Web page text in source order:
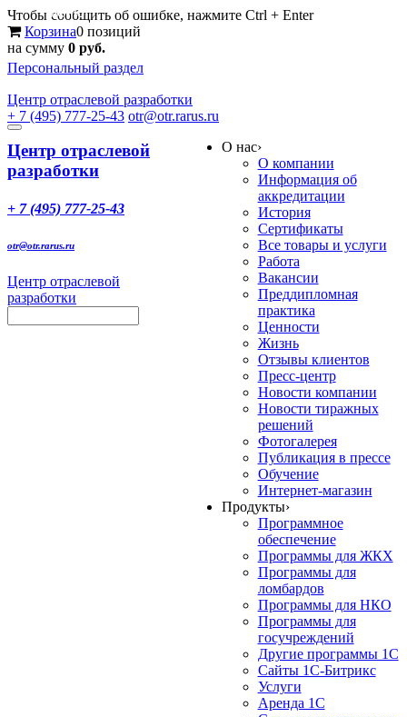
Чтобы сообщить об ошибке, нажмите Ctrl + Enter
Корзина0 позиций
на сумму 0 руб.
Персональный раздел
Центр отраслевой разработки
+ 7 (495) 777-25-43 otr@otr.rarus.ru
Toggle
navigation
Меню
Центр отраслевой
разработки
+ 7 (495) 777-25-43
otr@otr.rarus.ru
Центр отраслевой
разработки
О нас›
О компании
Информация об
аккредитации
История
Сертификаты
Все товары и услуги
Работа
Вакансии
Преддипломная
практика
Ценности
Жизнь
Отзывы клиентов
Пресс-центр
Новости компании
Новости тиражных
решений
Фотогалерея
Публикация в прессе
Обучение
Интернет-магазин
Продукты›
Программное
обеспечение
Программы для ЖКХ
Программы для
ломбардов
Программы для НКО
Программы для
госучреждений
Другие программы 1С
Сайты 1С-Битрикс
Услуги
Аренда 1С